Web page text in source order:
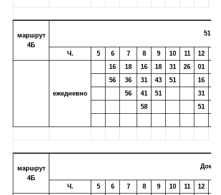
маршрут
4Б
51
Ч. 5 6 7 8 9 10 11 12
ежедневно
16 18 16 18 31 26 01
56
36 31 43 51 16
56
41 51 31
58
51
маршрут
4Б
Дом
Ч. 5 6 7 8 9 10 11 12